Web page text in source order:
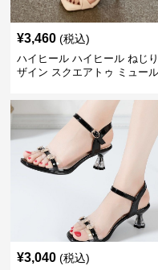
¥3,460 (税込)
ハイヒール ハイヒール ねじ
ザイン スクエアトゥ ミュール
¥3,040 (税込)